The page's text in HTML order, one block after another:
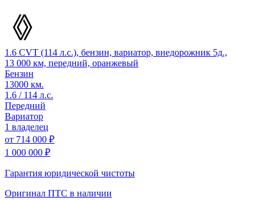
1.6 CVT (114 л.с.), бензин, вариатор, внедорожник 5д.,
13 000 км, передний, оранжевый
Бензин
13000 км.
1.6 / 114 л.с.
Передний
Вариатор
1 владелец
от 714 000 ₽
1 000 000 ₽
Гарантия юридической чистоты
Оригинал ПТС в наличии